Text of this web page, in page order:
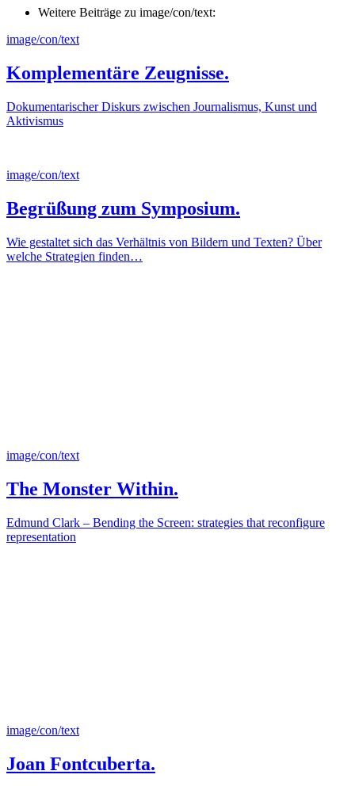
Weitere Beiträge zu image/con/text:
image/con/text
Komplementäre Zeugnisse.
Dokumentarischer Diskurs zwischen Journalismus, Kunst und
Aktivismus
image/con/text
Begrüßung zum Symposium.
Wie gestaltet sich das Verhältnis von Bildern und Texten? Über
welche Strategien finden…
image/con/text
The Monster Within.
Edmund Clark – Bending the Screen: strategies that reconfigure
representation
image/con/text
Joan Fontcuberta.